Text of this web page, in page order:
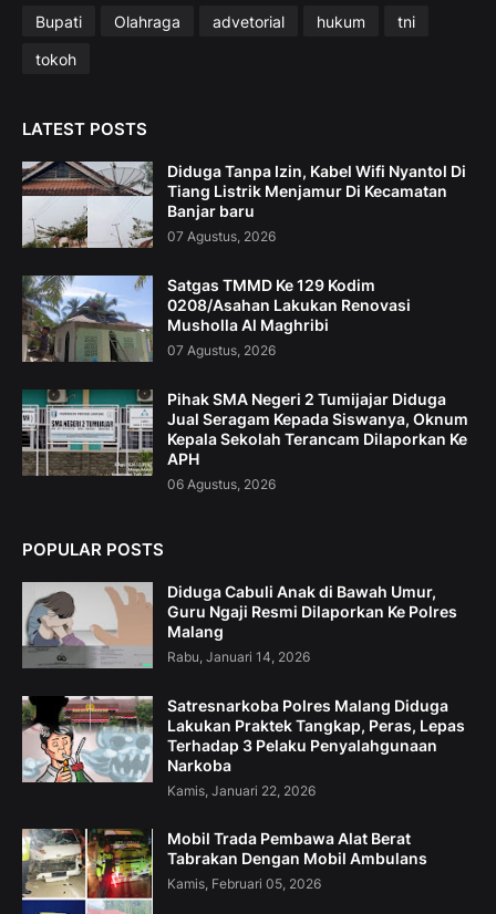
Bupati Olahraga advetorial hukum
tni
tokoh
LATEST POSTS
Diduga Tanpa Izin, Kabel Wifi Nyantol Di
Tiang Listrik Menjamur Di Kecamatan
Banjar baru
07 Agustus, 2026
Satgas TMMD Ke 129 Kodim
0208/Asahan Lakukan Renovasi
Musholla Al Maghribi
07 Agustus, 2026
Pihak SMA Negeri 2 Tumijajar Diduga
Jual Seragam Kepada Siswanya, Oknum
Kepala Sekolah Terancam Dilaporkan Ke
APH
06 Agustus, 2026
POPULAR POSTS
Diduga Cabuli Anak di Bawah Umur,
Guru Ngaji Resmi Dilaporkan Ke Polres
Malang
Rabu, Januari 14, 2026
Satresnarkoba Polres Malang Diduga
Lakukan Praktek Tangkap, Peras, Lepas
Terhadap 3 Pelaku Penyalahgunaan
Narkoba
Kamis, Januari 22, 2026
Mobil Trada Pembawa Alat Berat
Tabrakan Dengan Mobil Ambulans
Kamis, Februari 05, 2026